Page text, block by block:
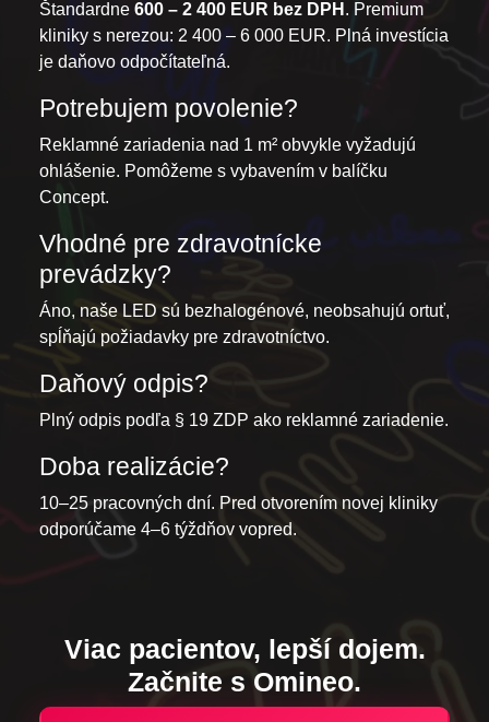
Štandardne 600 – 2 400 EUR bez DPH . Premium
kliniky s nerezou: 2 400 – 6 000 EUR. Plná investícia
je daňovo odpočítateľná.
Potrebujem povolenie?
Reklamné zariadenia nad 1 m² obvykle vyžadujú
ohlášenie. Pomôžeme s vybavením v balíčku
Concept.
Vhodné pre zdravotnícke
prevádzky?
Áno, naše LED sú bezhalogénové, neobsahujú ortuť,
spĺňajú požiadavky pre zdravotníctvo.
Daňový odpis?
Plný odpis podľa § 19 ZDP ako reklamné zariadenie.
Doba realizácie?
10–25 pracovných dní. Pred otvorením novej kliniky
odporúčame 4–6 týždňov vopred.
Viac pacientov, lepší dojem.
Začnite s Omineo.